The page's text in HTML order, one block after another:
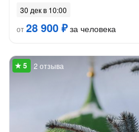
30 дек в 10:00
от28 900 ₽за человека
2 отзыва